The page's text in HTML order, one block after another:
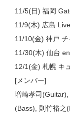
11/5(日) 福岡
11/9(木) 広島
11/10(金) 神戸
11/30(木) 仙台
12/1(金) 札幌 キ
[メンバー]
増崎孝司
(Bass), 則竹裕之